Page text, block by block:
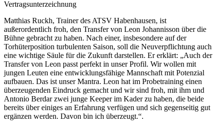
Vertragsunterzeichnung
Matthias Ruckh, Trainer des ATSV Habenhausen, ist
außerordentlich froh, den Transfer von Leon Johannisson über die
Bühne gebracht zu haben. Nach einer, insbesondere auf der
Torhüterposition turbulenten Saison, soll die Neuverpflichtung auch
eine wichtige Säule für die Zukunft darstellen. Er erklärt: „Auch der
Transfer von Leon passt perfekt in unser Profil. Wir wollen mit
jungen Leuten eine entwicklungsfähige Mannschaft mit Potenzial
aufbauen. Das ist unser Mantra. Leon hat im Probetraining einen
überzeugenden Eindruck gemacht und wir sind froh, mit ihm und
Antonio Berdar zwei junge Keeper im Kader zu haben, die beide
bereits über einiges an Erfahrung verfügen und sich gegenseitig gut
ergänzen werden. Davon bin ich überzeugt.“.